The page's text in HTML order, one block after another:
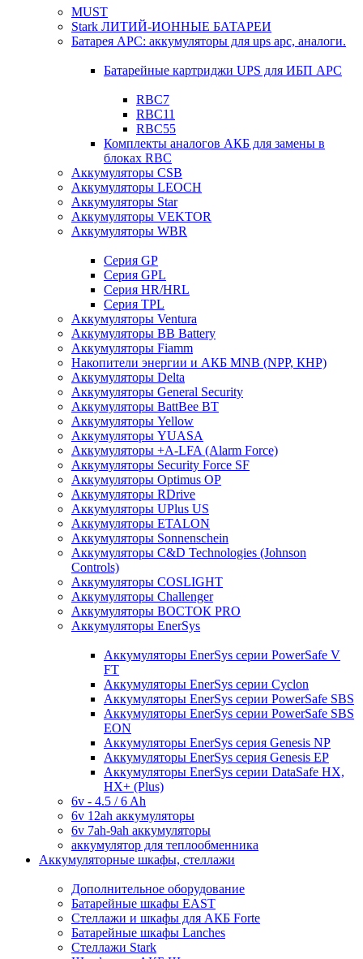
MUST
Stark ЛИТИЙ-ИОННЫЕ БАТАРЕИ
Батарея APC: аккумуляторы для ups apc, аналоги.
Батарейные картриджи UPS для ИБП APC
RBC7
RBC11
RBC55
Комплекты аналогов АКБ для замены в
блоках RBC
Аккумуляторы CSB
Аккумуляторы LEOCH
Аккумуляторы Star
Аккумуляторы VEKTOR
Аккумуляторы WBR
Cерия GP
Серия GPL
Серия HR/HRL
Серия TPL
Аккумуляторы Ventura
Аккумуляторы BB Battery
Аккумуляторы Fiamm
Накопители энергии и АКБ MNB (NPP, КНР)
Аккумуляторы Delta
Аккумуляторы General Security
Аккумуляторы BattBee BT
Аккумуляторы Yellow
Аккумуляторы YUASA
Аккумуляторы +A-LFA (Alarm Force)
Аккумуляторы Security Force SF
Аккумуляторы Optimus OP
Аккумуляторы RDrive
Аккумуляторы UPlus US
Аккумуляторы ETALON
Аккумуляторы Sonnenschein
Аккумуляторы С&D Technologies (Johnson
Controls)
Аккумуляторы COSLIGHT
Аккумуляторы Challenger
Аккумуляторы ВОСТОК PRO
Аккумуляторы EnerSys
Аккумуляторы EnerSys серии PowerSafe V
FT
Аккумуляторы EnerSys серии Cyclon
Аккумуляторы EnerSys серии PowerSafe SBS
Аккумуляторы EnerSys серии PowerSafe SBS
EON
Аккумуляторы EnerSys серия Genesis NP
Аккумуляторы EnerSys серия Genesis EP
Аккумуляторы EnerSys серии DataSafe HX,
HX+ (Plus)
6v - 4.5 / 6 Ah
6v 12ah аккумуляторы
6v 7ah-9ah аккумуляторы
аккумулятор для теплообменника
Аккумуляторные шкафы, стеллажи
Дополнительное оборудование
Батарейные шкафы EAST
Стеллажи и шкафы для АКБ Forte
Батарейные шкафы Lanches
Стеллажи Stark